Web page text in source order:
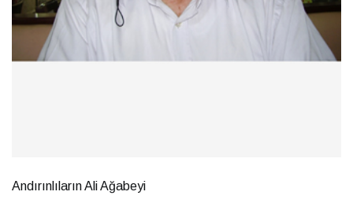
Andırınlıların Ali Ağabeyi